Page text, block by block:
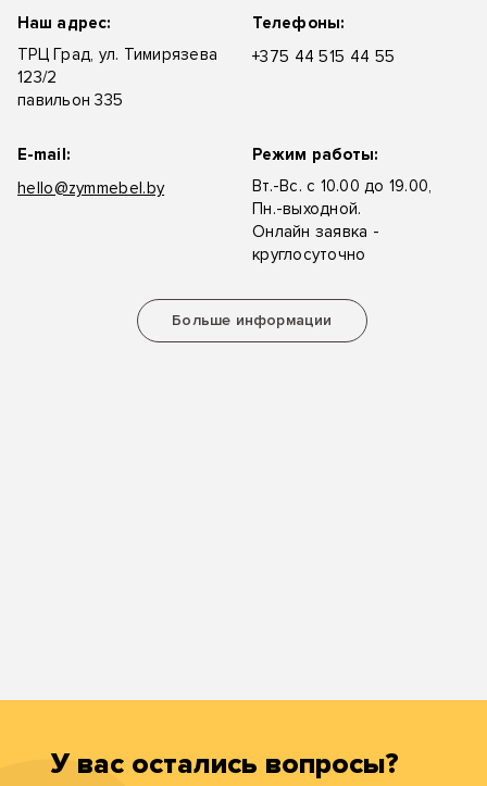
Наш адрес:
ТРЦ Град, ул. Тимирязева
123/2
павильон 335
Телефоны:
+375 44 515 44 55
E-mail:
hello@zymmebel.by
Режим работы:
Вт.-Вс. с 10.00 до 19.00,
Пн.-выходной.
Онлайн заявка -
круглосуточно
Больше информации
У вас остались вопросы?